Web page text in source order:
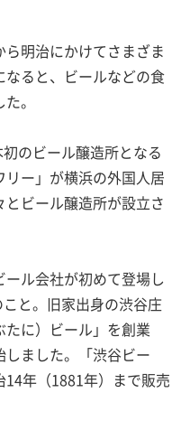
明治にかけてさまざま
なると、ビールなどの食
。
のビール醸造所となる
リー」が横浜の外国人居
ビール醸造所が設立さ
ル会社が初めて登場し
と。旧家出身の渋谷庄
たに）ビール」を創業
しました。「渋谷ビー
14年（1881年）まで販売